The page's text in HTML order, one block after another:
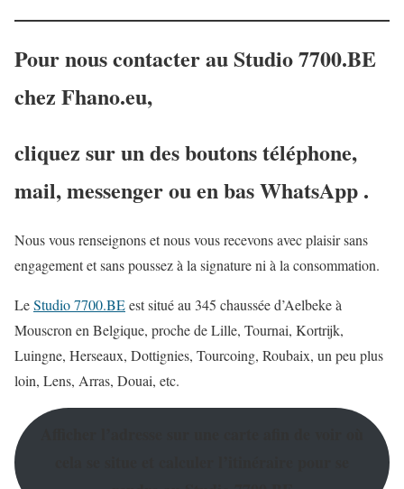
Pour nous contacter au Studio 7700.BE
chez Fhano.eu,
cliquez sur un des boutons téléphone,
mail, messenger ou en bas WhatsApp .
Nous vous renseignons et nous vous recevons avec plaisir sans
engagement et sans poussez à la signature ni à la consommation.
LeStudio 7700.BEest situé au 345 chaussée d’Aelbeke à
Mouscron en Belgique, proche de Lille, Tournai, Kortrijk,
Luingne, Herseaux, Dottignies, Tourcoing, Roubaix, un peu plus
loin, Lens, Arras, Douai, etc.